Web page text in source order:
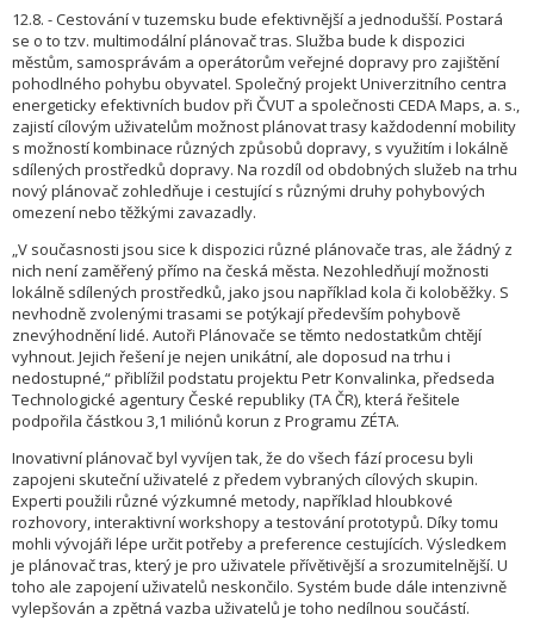
12.8. - Cestování v tuzemsku bude efektivnější a jednodušší. Postará
se o to tzv. multimodální plánovač tras. Služba bude k dispozici
městům, samosprávám a operátorům veřejné dopravy pro zajištění
pohodlného pohybu obyvatel. Společný projekt Univerzitního centra
energeticky efektivních budov při ČVUT a společnosti CEDA Maps, a. s.,
zajistí cílovým uživatelům možnost plánovat trasy každodenní mobility
s možností kombinace různých způsobů dopravy, s využitím i lokálně
sdílených prostředků dopravy. Na rozdíl od obdobných služeb na trhu
nový plánovač zohledňuje i cestující s různými druhy pohybových
omezení nebo těžkými zavazadly.
„V současnosti jsou sice k dispozici různé plánovače tras, ale žádný z
nich není zaměřený přímo na česká města. Nezohledňují možnosti
lokálně sdílených prostředků, jako jsou například kola či koloběžky. S
nevhodně zvolenými trasami se potýkají především pohybově
znevýhodnění lidé. Autoři Plánovače se těmto nedostatkům chtějí
vyhnout. Jejich řešení je nejen unikátní, ale doposud na trhu i
nedostupné,“ přiblížil podstatu projektu Petr Konvalinka, předseda
Technologické agentury České republiky (TA ČR), která řešitele
podpořila částkou 3,1 miliónů korun z Programu ZÉTA.
Inovativní plánovač byl vyvíjen tak, že do všech fází procesu byli
zapojeni skuteční uživatelé z předem vybraných cílových skupin.
Experti použili různé výzkumné metody, například hloubkové
rozhovory, interaktivní workshopy a testování prototypů. Díky tomu
mohli vývojáři lépe určit potřeby a preference cestujících. Výsledkem
je plánovač tras, který je pro uživatele přívětivější a srozumitelnější. U
toho ale zapojení uživatelů neskončilo. Systém bude dále intenzivně
vylepšován a zpětná vazba uživatelů je toho nedílnou součástí.